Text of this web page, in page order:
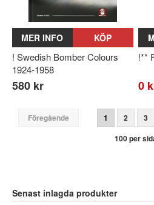
MER INFO KÖP
! Swedish Bomber Colours
1924-1958
580 kr
!**
0
Föregående 1 2 3
100 per
Senast inlagda produkter